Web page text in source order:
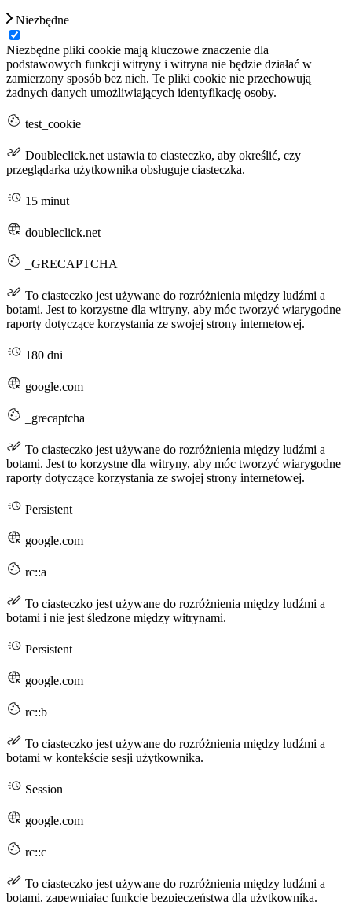
Niezbędne
Niezbędne pliki cookie mają kluczowe znaczenie dla
podstawowych funkcji witryny i witryna nie będzie działać w
zamierzony sposób bez nich. Te pliki cookie nie przechowują
żadnych danych umożliwiających identyfikację osoby.
test_cookie
Doubleclick.net ustawia to ciasteczko, aby określić, czy
przeglądarka użytkownika obsługuje ciasteczka.
15 minut
doubleclick.net
_GRECAPTCHA
To ciasteczko jest używane do rozróżnienia między ludźmi a
botami. Jest to korzystne dla witryny, aby móc tworzyć wiarygodne
raporty dotyczące korzystania ze swojej strony internetowej.
180 dni
google.com
_grecaptcha
To ciasteczko jest używane do rozróżnienia między ludźmi a
botami. Jest to korzystne dla witryny, aby móc tworzyć wiarygodne
raporty dotyczące korzystania ze swojej strony internetowej.
Persistent
google.com
rc::a
To ciasteczko jest używane do rozróżnienia między ludźmi a
botami i nie jest śledzone między witrynami.
Persistent
google.com
rc::b
To ciasteczko jest używane do rozróżnienia między ludźmi a
botami w kontekście sesji użytkownika.
Session
google.com
rc::c
To ciasteczko jest używane do rozróżnienia między ludźmi a
botami, zapewniając funkcje bezpieczeństwa dla użytkownika.